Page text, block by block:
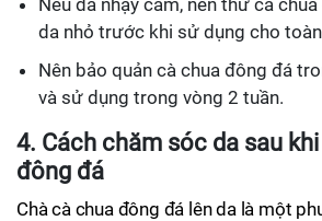
da nhỏ trước khi sử dụng cho
Nên bảo quản cà chua đông đá
và sử dụng trong vòng 2 tuần.
4. Cách chăm sóc da sau
đông đá
Chà cà chua đông đá lên da là một